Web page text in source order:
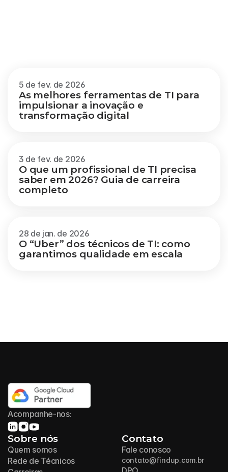
5 de fev. de 2026
As melhores ferramentas de TI para
impulsionar a inovação e
transformação digital
3 de fev. de 2026
O que um profissional de TI precisa
saber em 2026? Guia de carreira
completo
28 de jan. de 2026
O “Uber” dos técnicos de TI: como
garantimos qualidade em escala
Acompanhe-nos:
Sobre nós
Quem somos
Rede de Técnicos
Contato
Fale conosco
contato@findup.com.br